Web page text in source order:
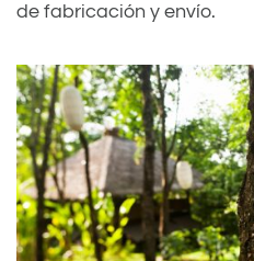
de fabricación y envío.